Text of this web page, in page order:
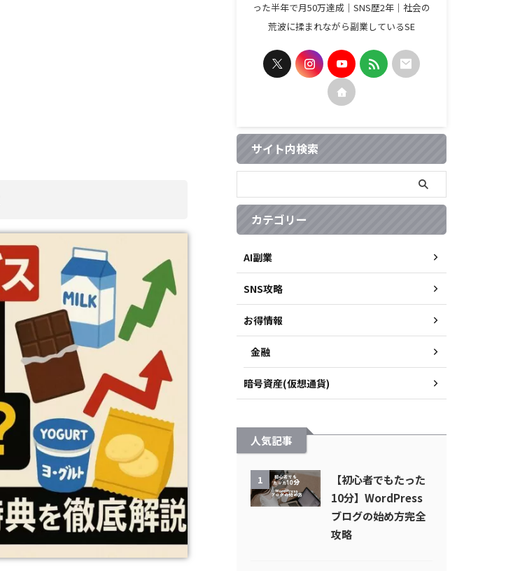
った半年で月50万達成｜SNS歴2年｜社会の
荒波に揉まれながら副業しているSE
サイト内検索
カテゴリー
AI副業
SNS攻略
お得情報
金融
暗号資産(仮想通貨)
人気記事
1
【初心者でもたった
10分】WordPress
ブログの始め方完全
攻略